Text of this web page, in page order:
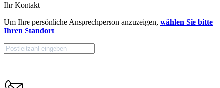
Ihr Kontakt
Um Ihre persönliche Ansprechperson anzuzeigen, wählen Sie bitte
Ihren Standort.